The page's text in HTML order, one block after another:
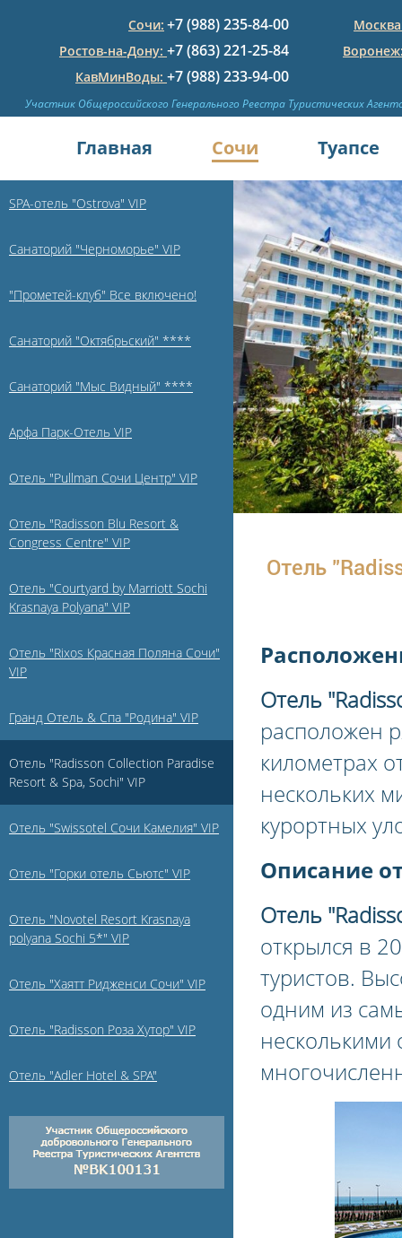
Сочи: +7 (988) 235-84-00
Ростов-на-Дону: +7 (863) 221-25-84
КавМинВоды: +7 (988) 233-94-00
Участник Общероссийского Генерального Реестра Туристических
Главная Сочи Туапсе
SPA-отель "Ostrova" VIP
Санаторий "Черноморье" VIP
"Прометей-клуб" Все включено!
Санаторий "Октябрьский" ****
Санаторий "Мыс Видный" ****
Арфа Парк-Отель VIP
Отель "Pullman Сочи Центр" VIP
Отель "Radisson Blu Resort &
Congress Centre" VIP
Отель "Courtyard by Marriott Sochi
Krasnaya Polyana" VIP
Отель "Rixos Красная Поляна Сочи"
VIP
Гранд Отель & Спа "Родина" VIP
Отель "Radisson Collection Paradise
Resort & Spa, Sochi" VIP
Отель "Swissotel Сочи Камелия" VIP
Отель "Горки отель Сьютс" VIP
Отель "Novotel Resort Krasnaya
polyana Sochi 5*" VIP
Отель "Хаятт Ридженси Сочи" VIP
Отель "Radisson Роза Хутор" VIP
Отель "Adler Hotel & SPA"
Отель
Отель
расположен
километрах
нескольких
курортных
Описание
Отель
открылся в
туристов.
одним из
несколькими